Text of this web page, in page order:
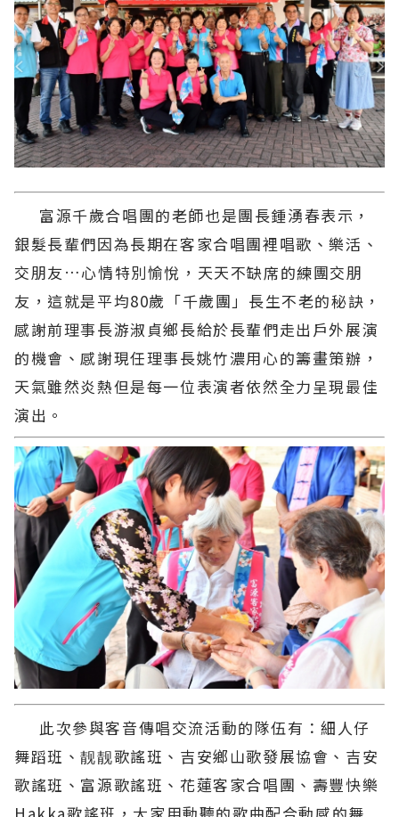
富源千歲合唱團的老師也是團長鍾湧春表示，
銀髮長輩們因為長期在客家合唱團裡唱歌、樂活、
交朋友…心情特別愉悅，天天不缺席的練團交朋
友，這就是平均80歲「千歲團」長生不老的秘訣，
感謝前理事長游淑貞鄉長給於長輩們走出戶外展演
的機會、感謝現任理事長姚竹濃用心的籌畫策辦，
天氣雖然炎熱但是每一位表演者依然全力呈現最佳
演出。
此次參與客音傳唱交流活動的隊伍有：細人仔
舞蹈班、靓靓歌謠班、吉安鄉山歌發展協會、吉安
歌謠班、富源歌謠班、花蓮客家合唱團、壽豐快樂